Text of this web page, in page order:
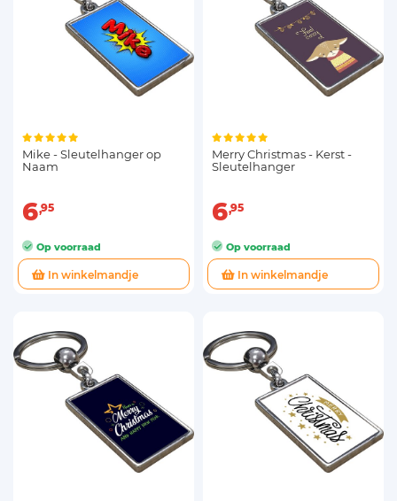
Mike - Sleutelhanger op
Naam
6 95
Op voorraad
In winkelmandje
Merry Christmas - Kerst -
Sleutelhanger
6 95
Op voorraad
In winkelmandje